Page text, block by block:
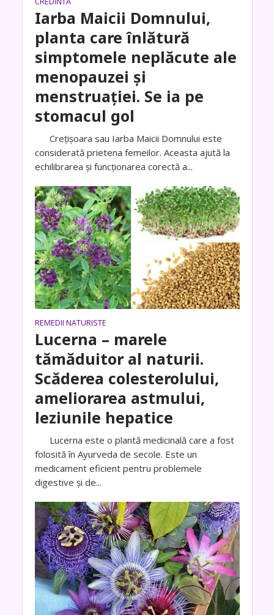
Iarba Maicii Domnului,
planta care înlătură
simptomele neplăcute ale
menopauzei şi
menstruaţiei. Se ia pe
stomacul gol
Creţişoara sau Iarba Maicii Domnului este
considerată prietena femeilor. Aceasta ajută la
echilibrarea şi funcţionarea corectă a...
REMEDII NATURISTE
Lucerna – marele
tămăduitor al naturii.
Scăderea colesterolului,
ameliorarea astmului,
leziunile hepatice
Lucerna este o plantă medicinală care a fost
folosită în Ayurveda de secole. Este un
medicament eficient pentru problemele
digestive și de...